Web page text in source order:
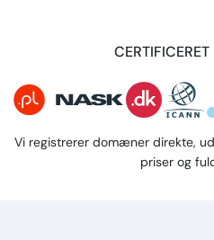
CERTIFICERET
Vi registrerer domæner direkte,
priser og